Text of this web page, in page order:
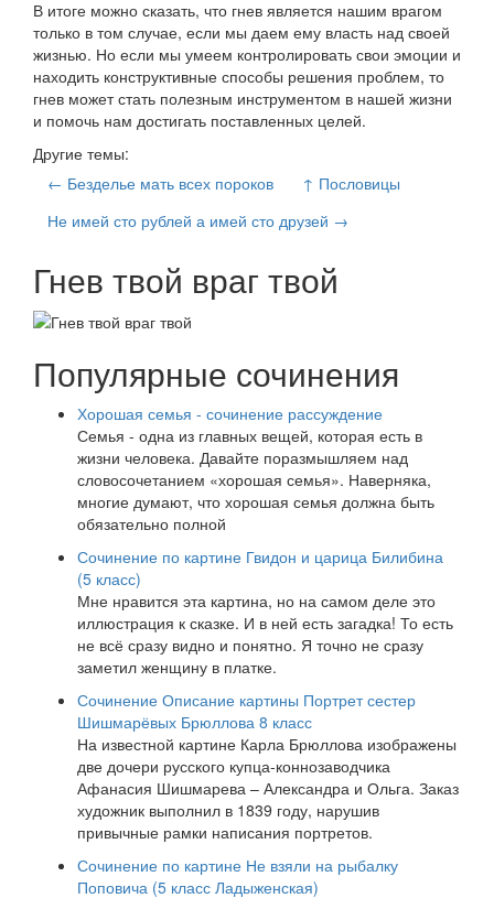
В итоге можно сказать, что гнев является нашим врагом
только в том случае, если мы даем ему власть над своей
жизнью. Но если мы умеем контролировать свои эмоции и
находить конструктивные способы решения проблем, то
гнев может стать полезным инструментом в нашей жизни
и помочь нам достигать поставленных целей.
Другие темы:
← Безделье мать всех пороков
↑ Пословицы
Не имей сто рублей а имей сто друзей →
Гнев твой враг твой
Популярные сочинения
Хорошая семья - сочинение рассуждение
Семья - одна из главных вещей, которая есть в
жизни человека. Давайте поразмышляем над
словосочетанием «хорошая семья». Наверняка,
многие думают, что хорошая семья должна быть
обязательно полной
Сочинение по картине Гвидон и царица Билибина
(5 класс)
Мне нравится эта картина, но на самом деле это
иллюстрация к сказке. И в ней есть загадка! То есть
не всё сразу видно и понятно. Я точно не сразу
заметил женщину в платке.
Сочинение Описание картины Портрет сестер
Шишмарёвых Брюллова 8 класс
На известной картине Карла Брюллова изображены
две дочери русского купца-коннозаводчика
Афанасия Шишмарева – Александра и Ольга. Заказ
художник выполнил в 1839 году, нарушив
привычные рамки написания портретов.
Сочинение по картине Не взяли на рыбалку
Поповича (5 класс Ладыженская)